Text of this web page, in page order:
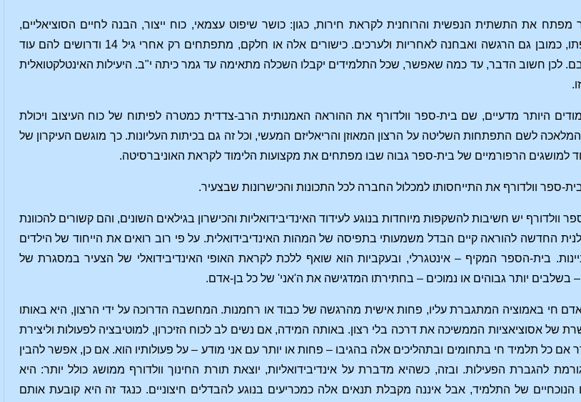
את התשתית הנפשית והרוחנית לקראת חירות, כגון: כושר שיפוט עצמאי, כוח ייצור, הבנה לחיים הסוציאליים,
הנפשיים והרוחניים של הפרט ותקופתו, כמובן גם הרגשה ואבחנה לאחריות ולערכים. כישורים אלה או חלקם, מתפתחים רק אחרי גיל 14 ודרושים להם עוד
לכן חשוב הדבר, עד כמה שאפשר, שכל התלמידים יקבלו השכלה מתאימה עד גמר כיתה י"ב. היעילות האינטלקטואלית
היותר מדעיים, שם בית-ספר וולדורף את ההוראה האמנותית הרב-צדדית כמטרה לפיתוח של כוח העיצוב ויכולת
לשם התפתחות השליטה על הרצון המאוזן והריאליזם המעשי, וכל זה גם בכיתות העליונות. כך מוגשם העיקרון של
למושגים הרפורמיים של בית-ספר גבוה שבו מפתחים את מקצועות הלימוד לקראת האוניברסיטה.
ספר וולדורף את התייחסותו למכלול החברה לכל התכונות והכישרונות שבצעיר.
יש חשיבות להשקפות מיוחדות בנוגע לעידוד האינדיבידואליות והכישרון בגילאים השונים, והם קשורים להכוונת
החדשה להוראה קיים הבדל משמעותי בתפיסה של המהות האינדיבידואלית. על פי רוב רואים את הייחוד של הילדים
בית-הספר המקיף – אינטגרלי, ובעקביות הוא שואף ללכת לקראת האופי האינדיבידואלי של הצעיר במסגרת של
– בשלבים יותר גבוהים או נמוכים – בחתירתו המדגישה את ה'אני' של כל בן-אדם.
חי באמוציה המתגברת עליו, פחות אישית מהרגשה של כבוד או רחמנות. המחשבה הדרוכה על ידי הרצון, היא באותו
של אסוציאציות הממשיכה את דרכה בלי רצון. באותה המידה, אם נשים לב לכוח הזיכרון, למוטיבציה לפעולות וליצירת
כל תלמיד חי בתחומים ובתהליכים אלה בהגיבו – פחות או יותר עם אני מודע – על פעולותיו הוא. אם כן, אפשר להבין
להגברת הפעילות. ובזה, כשהיא מדברת על אינדיבידואליות, יוצאת תורת החינוך וולדורף ממושג כולל יותר: היא
של התלמיד, אבל איננה מקבלת תנאים אלה כמכריעים בנוגע להבדלים חיצוניים. כנגד זה היא קובעת אותם